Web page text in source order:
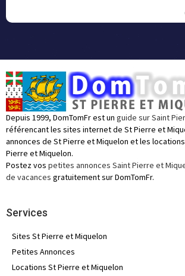
Depuis 1999, DomTomFr est un guide sur Saint
référencant les sites internet de St Pierre et
annonces de St Pierre et Miquelon et les
Pierre et Miquelon.
Postez vos petites annonces Saint Pierre et
de vacances gratuitement sur DomTomFr.
Services
Sites St Pierre et Miquelon
Petites Annonces
Locations St Pierre et Miquelon